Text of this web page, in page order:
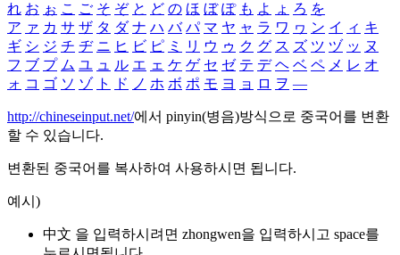
れ お ぉ こ ご そ ぞ と ど の ほ ぼ ぽ も よ ょ ろ を
ア ァ カ サ ザ タ ダ ナ ハ バ パ マ ヤ ャ ラ ワ ヮ ン イ ィ キ
ギ シ ジ チ ヂ ニ ヒ ビ ピ ミ リ ウ ゥ ク グ ス ズ ツ ヅ ッ ヌ
フ ブ プ ム ユ ュ ル エ ェ ケ ゲ セ ゼ テ デ ヘ ベ ペ メ レ オ
ォ コ ゴ ソ ゾ ト ド ノ ホ ボ ポ モ ヨ ョ ロ ヲ ―
http://chineseinput.net/에서 pinyin(병음)방식으로 중국어를 변환
할 수 있습니다.
변환된 중국어를 복사하여 사용하시면 됩니다.
예시)
中文 을 입력하시려면 zhongwen을 입력하시고 space를